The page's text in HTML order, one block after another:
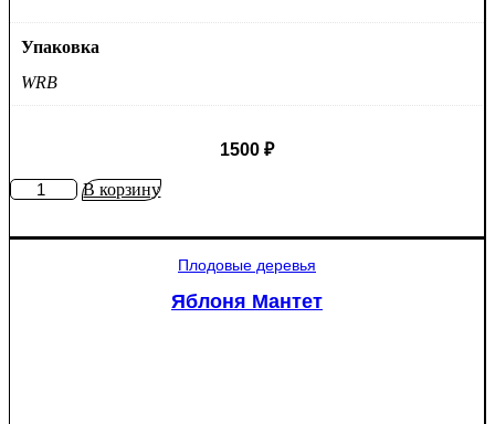
Упаковка
WRB
1500 ₽
КоличествоВ корзину
Плодовые деревья
Яблоня Мантет